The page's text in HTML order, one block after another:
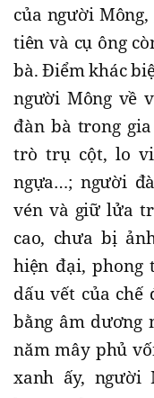
của người
tiên và cụ ông
bà. Điểm khác
người Mông về
đàn bà trong
trò trụ cột, lo
ngựa…; người
vén và giữ lửa
cao, chưa bị
hiện đại, phong
dấu vết của chế
bằng âm dương
năm mây phủ
xanh ấy, người